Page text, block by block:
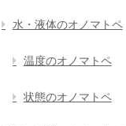
水・液体のオノマトペ
温度のオノマトペ
状態のオノマトペ